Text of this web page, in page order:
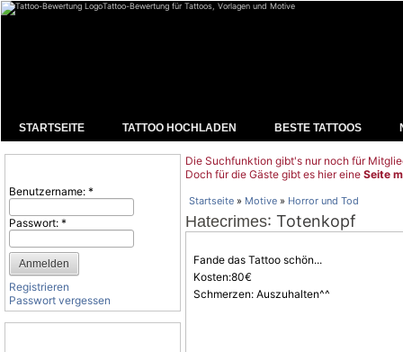
Tattoo-Bewertung für Tattoos, Vorlagen und Motive
STARTSEITE TATTOO HOCHLADEN BESTE TATTOOS
Benutzername: *
Passwort: *
Registrieren
Passwort vergessen
Die Suchfunktion gibt's nur noch für
Doch für die Gäste gibt es hier eine Seite
Startseite » Motive » Horror und Tod
Hatecrimes: Totenkopf
Fande das Tattoo schön...
Kosten:80€
Schmerzen: Auszuhalten^^